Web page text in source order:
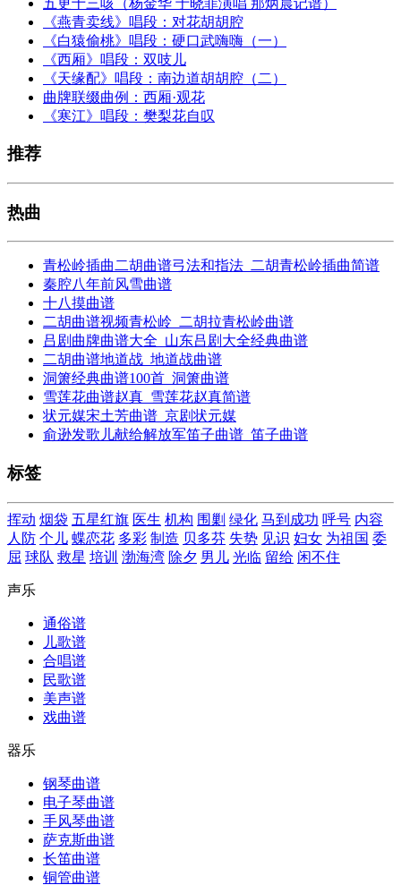
《燕青卖线》唱段：对花胡胡腔
《白猿偷桃》唱段：硬口武嗨嗨（一）
《西厢》唱段：双吱儿
《天缘配》唱段：南边道胡胡腔（二）
曲牌联缀曲例：西厢·观花
《寒江》唱段：樊梨花自叹
推荐
热曲
青松岭插曲二胡曲谱弓法和指法_二胡青松岭插曲简谱
秦腔八年前风雪曲谱
十八摸曲谱
二胡曲谱视频青松岭_二胡拉青松岭曲谱
吕剧曲牌曲谱大全_山东吕剧大全经典曲谱
二胡曲谱地道战_地道战曲谱
洞箫经典曲谱100首_洞箫曲谱
雪莲花曲谱赵真_雪莲花赵真简谱
状元媒宋土芳曲谱_京剧状元媒
俞逊发歌儿献给解放军笛子曲谱_笛子曲谱
标签
挥动 烟袋 五星红旗 医生 机构 围剿 绿化 马到成功 呼号 内容
人防 个儿 蝶恋花 多彩 制造 贝多芬 失势 见识 妇女 为祖国 委
屈 球队 救星 培训 渤海湾 除夕 男儿 光临 留给 闲不住
声乐
通俗谱
儿歌谱
合唱谱
民歌谱
美声谱
戏曲谱
器乐
钢琴曲谱
电子琴曲谱
手风琴曲谱
萨克斯曲谱
长笛曲谱
铜管曲谱